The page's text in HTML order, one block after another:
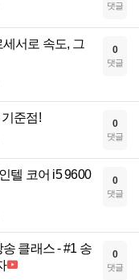
댓글
서로 속도, 그
0
댓글
준점! 0
댓글
텔 코어 i5 9600
0
댓글
클래스 - #1 송
0
댓글